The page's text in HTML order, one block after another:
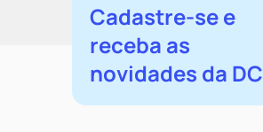
Cadastre-se e
receba as
novidades da DC